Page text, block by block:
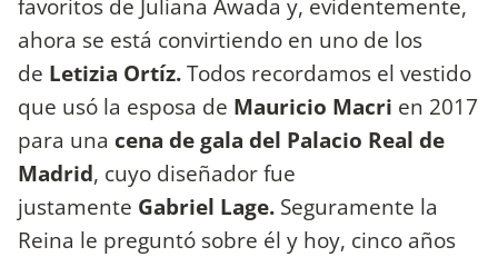
favoritos de Juliana Awada y, evidentemente,
ahora se está convirtiendo en uno de los
de Letizia Ortíz.Todos recordamos el vestido
que usó la esposa de Mauricio Macri en 2017
para una cena de gala del Palacio Real de
Madrid, cuyo diseñador fue
justamente Gabriel Lage. Seguramente la
Reina le preguntó sobre él y hoy, cinco años